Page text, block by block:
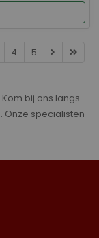
4 5
bij ons langs
Onze specialisten